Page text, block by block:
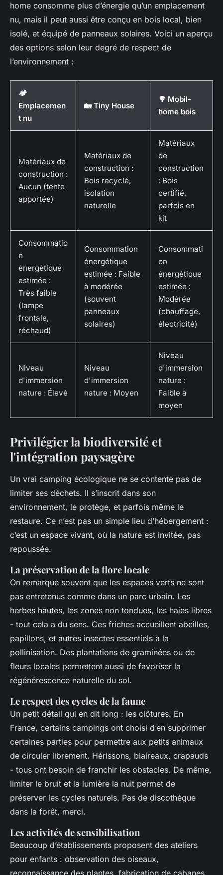
home consomme plus d’énergie qu’un emplacement
nu, mais il peut aussi être conçu en bois local, bien
isolé, et équipé de panneaux solaires. Voici un aperçu
des options selon leur degré de respect de
l’environnement :
🏕️
Emplacemen
t nu
🏡 Tiny House
🌳 Mobil-
home bois
Matériaux de
construction :
Aucun (tente
apportée)
Matériaux de
construction :
Bois recyclé,
isolation
naturelle
Matériaux
de
construction
: Bois
certifié,
parfois en
kit
Consommatio
n
énergétique
estimée :
Très faible
(lampe
frontale,
réchaud)
Consommation
énergétique
estimée : Faible
à modérée
(souvent
panneaux
solaires)
Consommati
on
énergétique
estimée :
Modérée
(chauffage,
électricité)
Niveau
d'immersion
nature : Élevé
Niveau
d'immersion
nature : Moyen
Niveau
d'immersion
nature :
Faible à
moyen
Privilégier la biodiversité et
l'intégration paysagère
Un vrai camping écologique ne se contente pas de
limiter ses déchets. Il s’inscrit dans son
environnement, le protège, et parfois même le
restaure. Ce n’est pas un simple lieu d’hébergement :
c’est un espace vivant, où la nature est invitée, pas
repoussée.
La préservation de la flore locale
On remarque souvent que les espaces verts ne sont
pas entretenus comme dans un parc urbain. Les
herbes hautes, les zones non tondues, les haies libres
- tout cela a du sens. Ces friches accueillent abeilles,
papillons, et autres insectes essentiels à la
pollinisation. Des plantations de graminées ou de
fleurs locales permettent aussi de favoriser la
régénérescence naturelle du sol.
Le respect des cycles de la faune
Un petit détail qui en dit long : les clôtures. En
France, certains campings ont choisi d’en supprimer
certaines parties pour permettre aux petits animaux
de circuler librement. Hérissons, blaireaux, crapauds
- tous ont besoin de franchir les obstacles. De même,
limiter le bruit et la lumière la nuit permet de
préserver les cycles naturels. Pas de discothèque
dans la forêt, merci.
Les activités de sensibilisation
Beaucoup d’établissements proposent des ateliers
pour enfants : observation des oiseaux,